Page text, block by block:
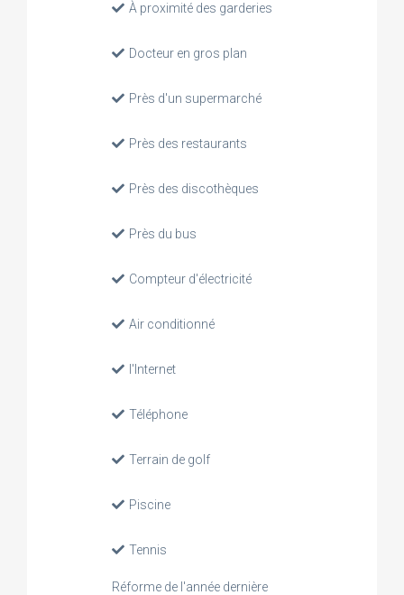
À proximité des garderies
Docteur en gros plan
Près d'un supermarché
Près des restaurants
Près des discothèques
Près du bus
Compteur d'électricité
Air conditionné
l'Internet
Téléphone
Terrain de golf
Piscine
Tennis
Réforme de l'année dernière